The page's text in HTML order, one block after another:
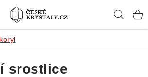
srostlice